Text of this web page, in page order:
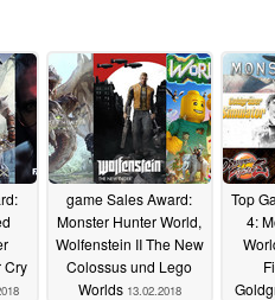
Cry
game Sales Award:
Monster Hunter World,
Wolfenstein II The New
Colossus und Lego
Worlds 13.02.2018
Top
4: